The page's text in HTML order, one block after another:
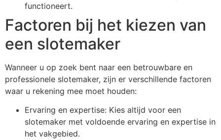
functioneert.
Factoren bij het kiezen van
een slotemaker
Wanneer u op zoek bent naar een betrouwbare en
professionele slotemaker, zijn er verschillende factoren
waar u rekening mee moet houden:
Ervaring en expertise: Kies altijd voor een
slotemaker met voldoende ervaring en expertise in
het vakgebied.